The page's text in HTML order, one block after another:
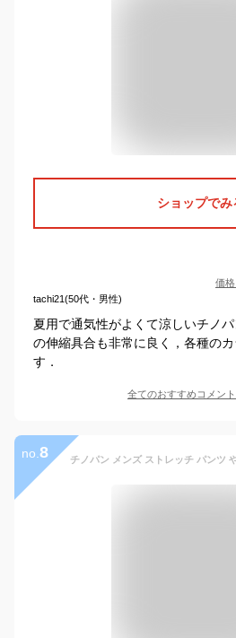
ショップでみ
価
tachi21(50代・男性)
夏用で通気性がよくて涼しいチノ
の伸縮具合も非常に良く，各種の
す．
全てのおすすめコメント
no. 8